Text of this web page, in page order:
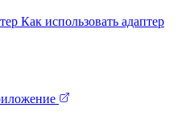
Как использовать адаптер